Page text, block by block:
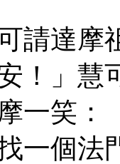
達摩
！」慧
一笑：
一個法